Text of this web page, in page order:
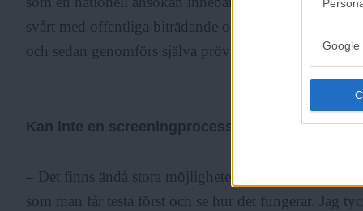
Google
svårt med offentliga biträdande och överklaganden.
och sedan genomförs själva prövningen i Sverige.
Kan inte en screeningprocess innebära
– Det finns ändå stora möjligheter att till slut få
som man får testa först och se hur det fungerar. Jag